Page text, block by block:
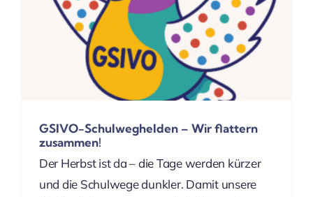
GSIVO-Schulweghelden – Wir flattern
zusammen!
Der Herbst ist da – die Tage werden kürzer
und die Schulwege dunkler. Damit unsere